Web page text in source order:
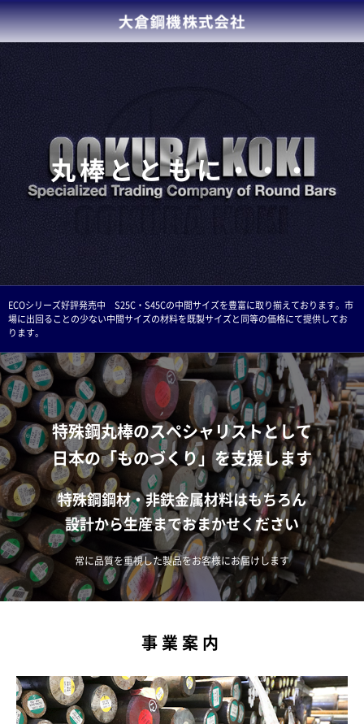
丸棒とともに・・・
ECOシリーズ好評発売中 S25C・S45Cの中間サイズを豊富に取り揃えております。市
場に出回ることの少ない中間サイズの材料を既製サイズと同等の価格にて提供してお
ります。
特殊鋼丸棒のスペシャリストとして
日本の「ものづくり」を支援します
特殊鋼鋼材・非鉄金属材料はもちろん
設計から生産までおまかせください
常に品質を重視した製品をお客様にお届けします
事業案内